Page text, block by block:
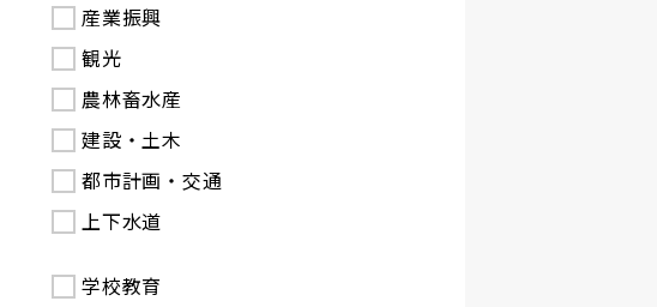
産業振興
観光
農林畜水産
建設・土木
都市計画・交通
上下水道
学校教育